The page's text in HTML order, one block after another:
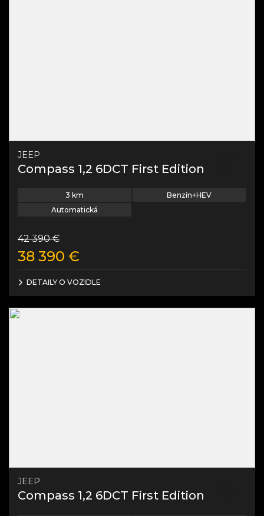
JEEP
Compass 1,2 6DCT First Edition
3 km
Benzín+HEV
Automatická
42 390€
38 390 €
DETAILY O VOZIDLE
JEEP
Compass 1,2 6DCT First Edition